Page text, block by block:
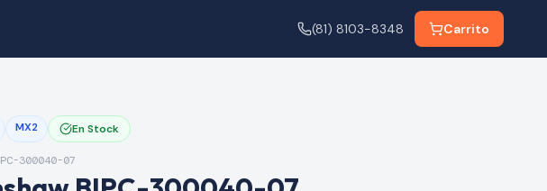
(81) 8103-8348 Carrito
MX2 En Stock
300040-07